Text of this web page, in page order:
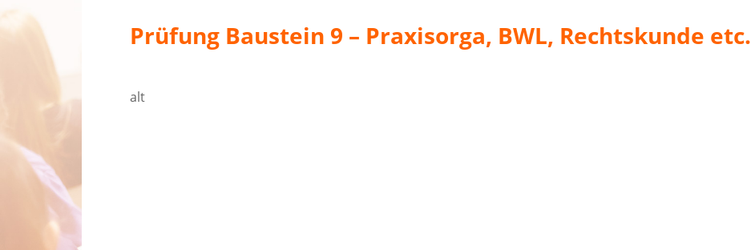
Prüfung Baustein 9 – Praxisorga, BWL, Rechtskunde etc.
alt